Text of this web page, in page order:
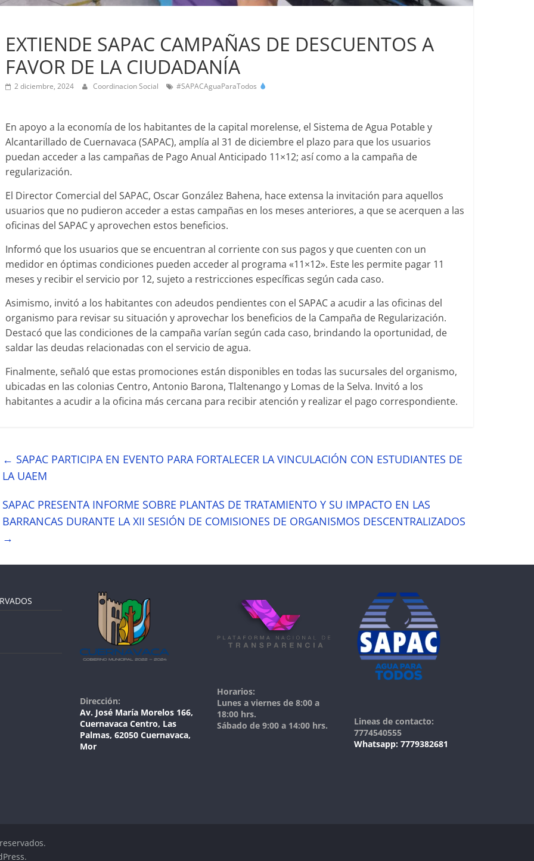
EXTIENDE SAPAC CAMPAÑAS DE DESCUENTOS A
FAVOR DE LA CIUDADANÍA
2 diciembre, 2024 Coordinacion Social #SAPACAguaParaTodos
En apoyo a la economía de los habitantes de la capital morelense, el Sistema de Agua Potable y
Alcantarillado de Cuernavaca (SAPAC), amplía al 31 de diciembre el plazo para que los usuarios
puedan acceder a las campañas de Pago Anual Anticipado 11×12; así como a la campaña de
regularización.
El Director Comercial del SAPAC, Oscar González Bahena, hace extensa la invitación para aquellos
usuarios que no pudieron acceder a estas campañas en los meses anteriores, a que se acerquen a las
oficinas del SAPAC y aprovechen estos beneficios.
Informó que los usuarios que se encuentran al corriente con sus pagos y que cuenten con un
medidor en óptimas condiciones pueden acceder al programa «11×12». Este les permite pagar 11
meses y recibir el servicio por 12, sujeto a restricciones específicas según cada caso.
Asimismo, invitó a los habitantes con adeudos pendientes con el SAPAC a acudir a las oficinas del
organismo para revisar su situación y aprovechar los beneficios de la Campaña de Regularización.
Destacó que las condiciones de la campaña varían según cada caso, brindando la oportunidad, de
saldar las deudas relacionadas con el servicio de agua.
Finalmente, señaló que estas promociones están disponibles en todas las sucursales del organismo,
ubicadas en las colonias Centro, Antonio Barona, Tlaltenango y Lomas de la Selva. Invitó a los
habitantes a acudir a la oficina más cercana para recibir atención y realizar el pago correspondiente.
← SAPAC PARTICIPA EN EVENTO PARA FORTALECER LA VINCULACIÓN CON ESTUDIANTES DE
LA UAEM
SAPAC PRESENTA INFORME SOBRE PLANTAS DE TRATAMIENTO Y SU IMPACTO EN LAS
BARRANCAS DURANTE LA XII SESIÓN DE COMISIONES DE ORGANISMOS DESCENTRALIZADOS
→
Dirección:
Av. José María Morelos 166,
Cuernavaca Centro, Las
Palmas, 62050 Cuernavaca,
Mor
Horarios:
Lunes a viernes de 8:00 a
18:00 hrs.
Sábado de 9:00 a 14:00 hrs.
Lineas de contacto:
7774540555
Whatsapp: 7779382681
.